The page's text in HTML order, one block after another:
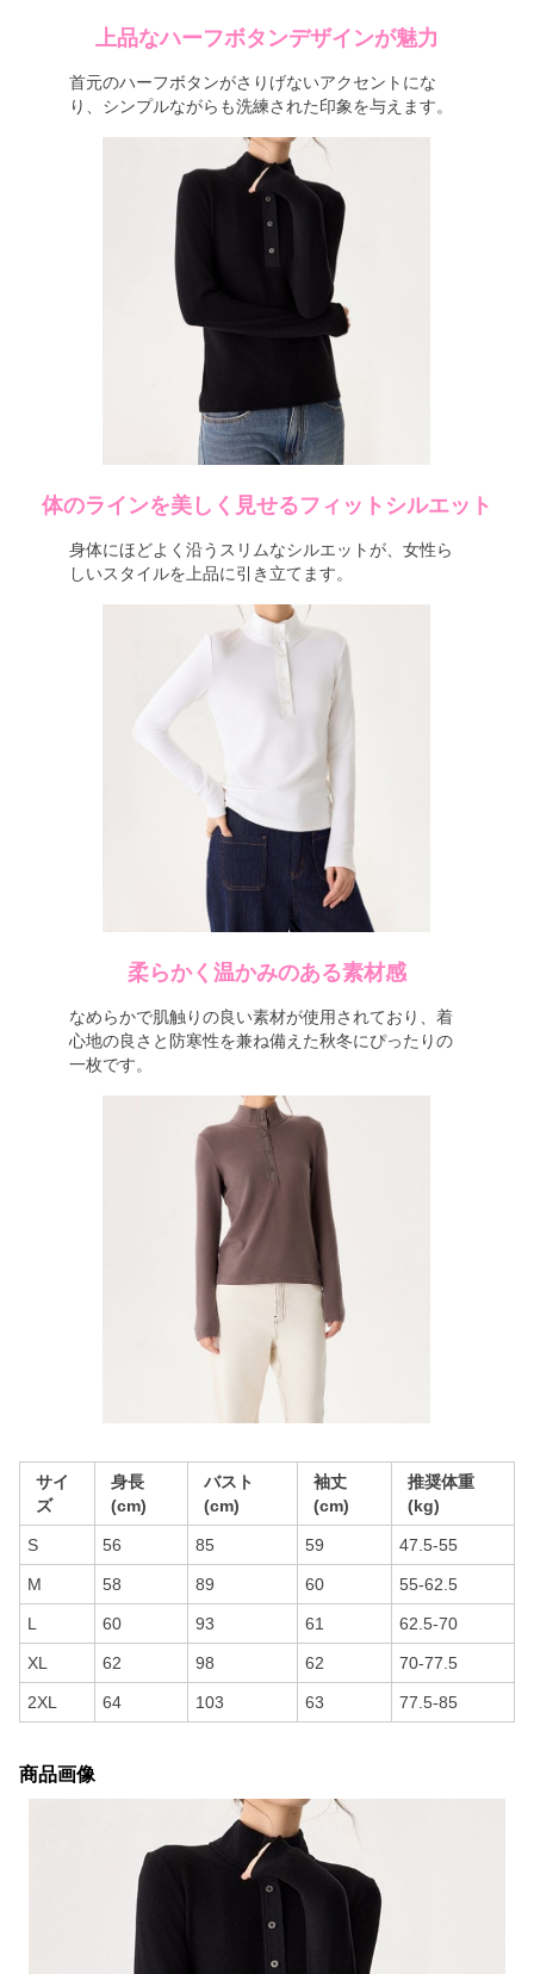
上品なハーフボタンデザインが魅力
首元のハーフボタンがさりげないアクセントにな
り、シンプルながらも洗練された印象を与えます。
体のラインを美しく見せるフィットシルエット
身体にほどよく沿うスリムなシルエットが、女性ら
しいスタイルを上品に引き立てます。
柔らかく温かみのある素材感
なめらかで肌触りの良い素材が使用されており、着
心地の良さと防寒性を兼ね備えた秋冬にぴったりの
一枚です。
サイ
ズ
身長
(cm)
バスト
(cm)
袖丈
(cm)
推奨体重
(kg)
S 56 85 59 47.5-55
M 58 89 60 55-62.5
L 60 93 61 62.5-70
XL 62 98 62 70-77.5
2XL 64 103 63 77.5-85
商品画像